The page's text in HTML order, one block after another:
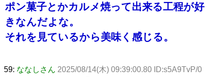
ポン菓子とかカルメ焼って出来る工程が好
きなんだよな。
それを見ているから美味く感じる。
59: ななしさん 2025/08/14(木) 09:39:00.80 ID:s5A9TvP/0